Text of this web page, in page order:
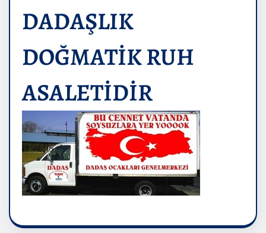
DADAŞLIK
DOĞMATİK RUH
ASALETİDİR